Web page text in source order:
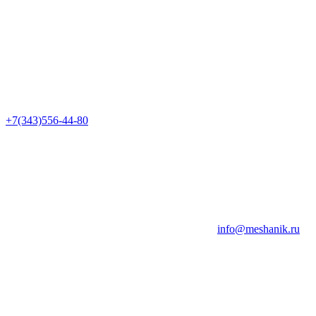
+7(343)556-44-80
info@meshanik.ru